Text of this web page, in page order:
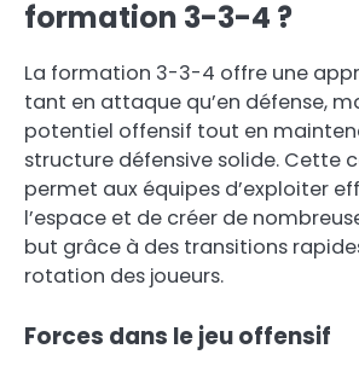
formation 3-3-4 ?
La formation 3-3-4 offre une
tant en attaque qu’en défense,
potentiel offensif tout en
structure défensive solide. Cette
permet aux équipes d’exploiter
l’espace et de créer de
but grâce à des transitions
rotation des joueurs.
Forces dans le jeu offensif